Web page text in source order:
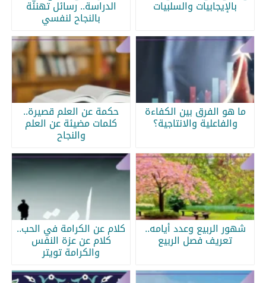
بالإيجابيات والسلبيات الدراسة.. رسائل تهنئة
بالنجاح لنفسي
ما هو الفرق بين الكفاءة
والفاعلية والانتاجية؟
حكمة عن العلم قصيرة..
كلمات مضيئة عن العلم
والنجاح
شهور الربيع وعدد أيامه..
تعريف فصل الربيع
كلام عن الكرامة في الحب..
كلام عن عزة النفس
والكرامة تويتر